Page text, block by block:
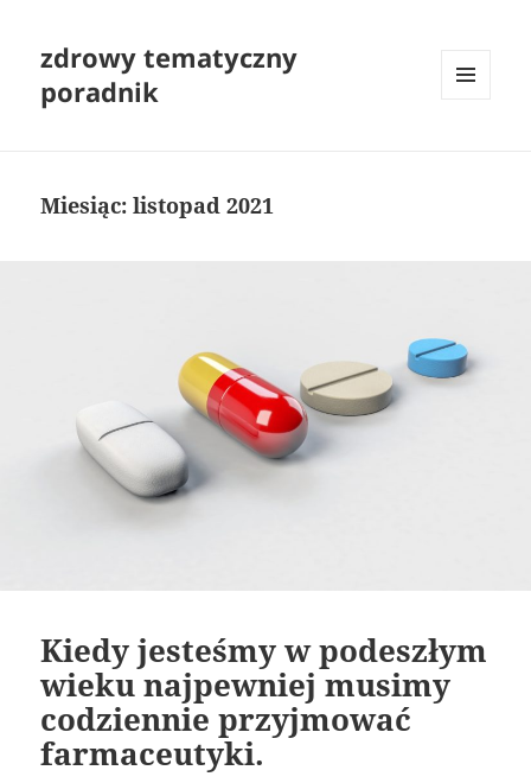
zdrowy tematyczny
poradnik
Miesiąc:listopad 2021
Kiedy jesteśmy w podeszłym
wieku najpewniej musimy
codziennie przyjmować
farmaceutyki.